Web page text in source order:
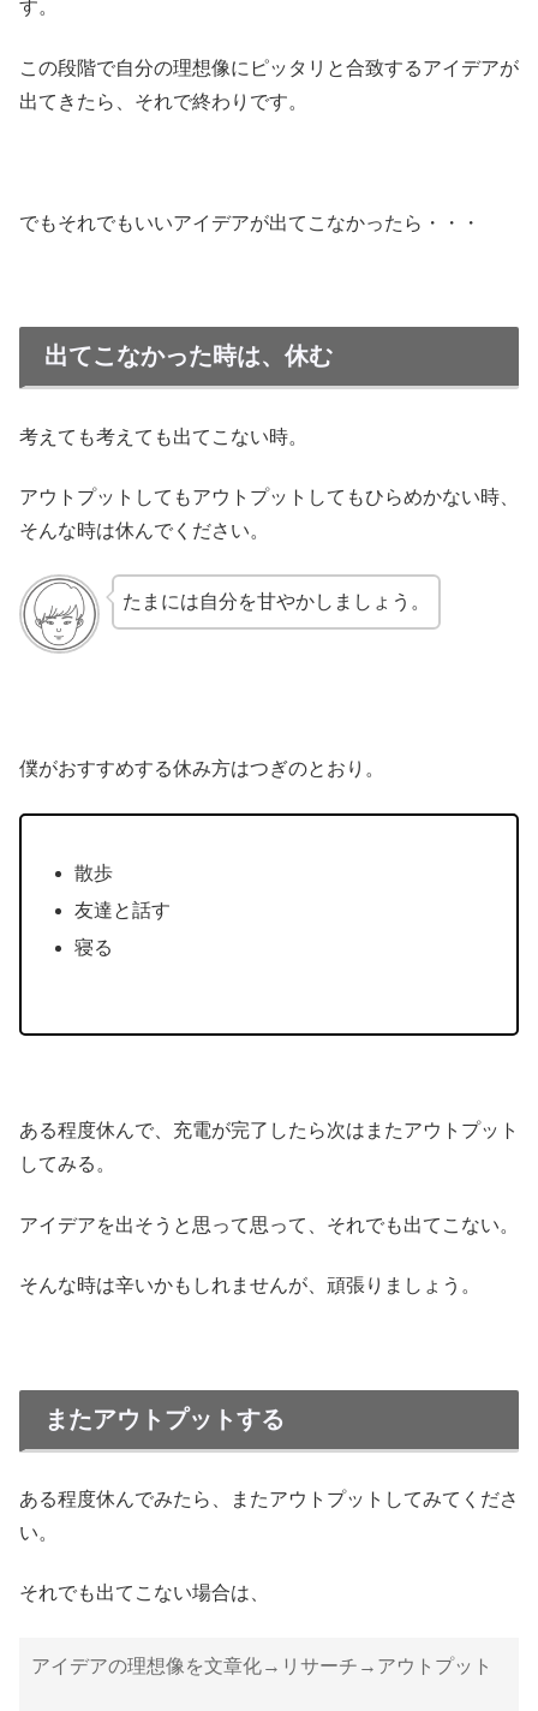
す。
この段階で自分の理想像にピッタリと合致するアイデアが
出てきたら、それで終わりです。
でもそれでもいいアイデアが出てこなかったら・・・
出てこなかった時は、休む
考えても考えても出てこない時。
アウトプットしてもアウトプットしてもひらめかない時、
そんな時は休んでください。
たまには自分を甘やかしましょう。
僕がおすすめする休み方はつぎのとおり。
散歩
友達と話す
寝る
ある程度休んで、充電が完了したら次はまたアウトプット
してみる。
アイデアを出そうと思って思って、それでも出てこない。
そんな時は辛いかもしれませんが、頑張りましょう。
またアウトプットする
ある程度休んでみたら、またアウトプットしてみてくださ
い。
それでも出てこない場合は、
アイデアの理想像を文章化→リサーチ→アウトプット